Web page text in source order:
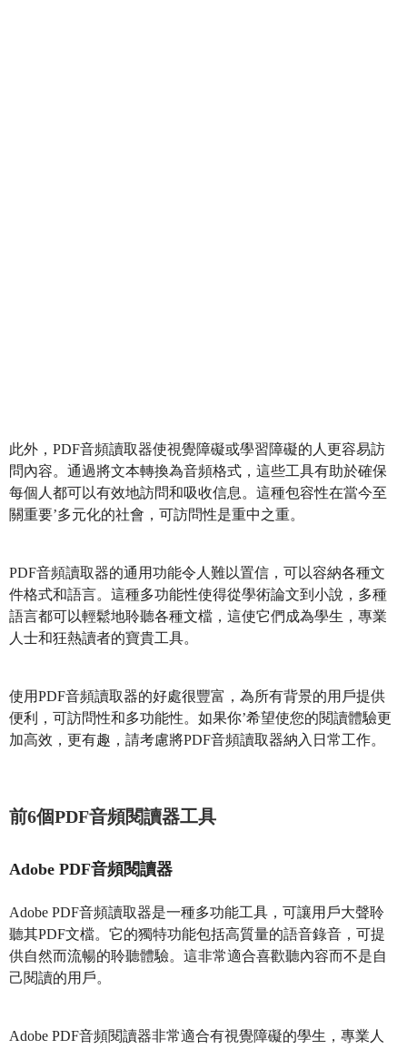
此外，PDF音頻讀取器使視覺障礙或學習障礙的人更容易訪
問內容。通過將文本轉換為音頻格式，這些工具有助於確保
每個人都可以有效地訪問和吸收信息。這種包容性在當今至
關重要’多元化的社會，可訪問性是重中之重。
PDF音頻讀取器的通用功能令人難以置信，可以容納各種文
件格式和語言。這種多功能性使得從學術論文到小說，多種
語言都可以輕鬆地聆聽各種文檔，這使它們成為學生，專業
人士和狂熱讀者的寶貴工具。
使用PDF音頻讀取器的好處很豐富，為所有背景的用戶提供
便利，可訪問性和多功能性。如果你’希望使您的閱讀體驗更
加高效，更有趣，請考慮將PDF音頻讀取器納入日常工作。
前6個PDF音頻閱讀器工具
Adobe PDF音頻閱讀器
Adobe PDF音頻讀取器是一種多功能工具，可讓用戶大聲聆
聽其PDF文檔。它的獨特功能包括高質量的語音錄音，可提
供自然而流暢的聆聽體驗。這非常適合喜歡聽內容而不是自
己閱讀的用戶。
Adobe PDF音頻閱讀器非常適合有視覺障礙的學生，專業人